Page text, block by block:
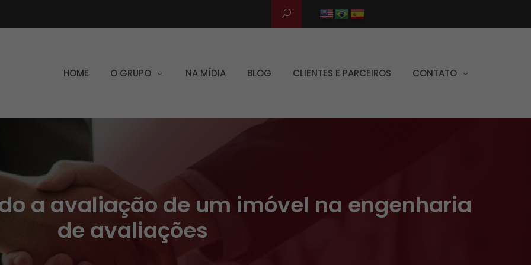
HOME O GRUPO NA MÍDIA BLOG CLIENTES E PARCEIROS CONTATO
a avaliação de um imóvel na engenharia
de avaliações